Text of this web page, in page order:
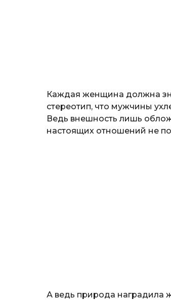
Каждая женщина должна
стереотип, что мужчины
Ведь внешность лишь
настоящих отношений не
А ведь природа наградила